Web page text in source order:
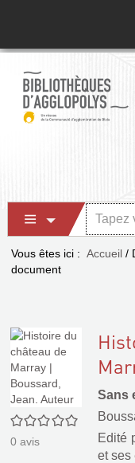
Vous êtes ici : Accueil /
document
0/5
0 avis
Sans
Edité
et ses